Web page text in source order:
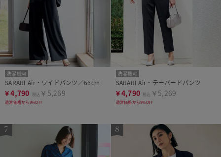
洗濯機可
SARARI Air・ワイドパンツ／66cm
¥4,790 税込 ￥5,269
通常価格から9%OFF
洗濯機可
SARARI Air・テーパードパンツ
¥4,790 税込 ￥5,269
通常価格から9%OFF